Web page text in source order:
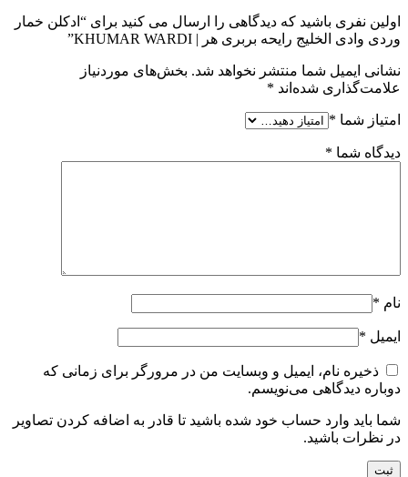
اولین نفری باشید که دیدگاهی را ارسال می کنید برای “ادکلن خمار
وردی وادی الخلیج رایحه بربری هر | KHUMAR WARDI”
نشانی ایمیل شما منتشر نخواهد شد. بخش‌های موردنیاز
علامت‌گذاری شده‌اند *
امتیاز شما *
دیدگاه شما *
نام *
ایمیل *
ذخیره نام، ایمیل و وبسایت من در مرورگر برای زمانی که
دوباره دیدگاهی می‌نویسم.
شما باید وارد حساب خود شده باشید تا قادر به اضافه کردن تصاویر
در نظرات باشید.